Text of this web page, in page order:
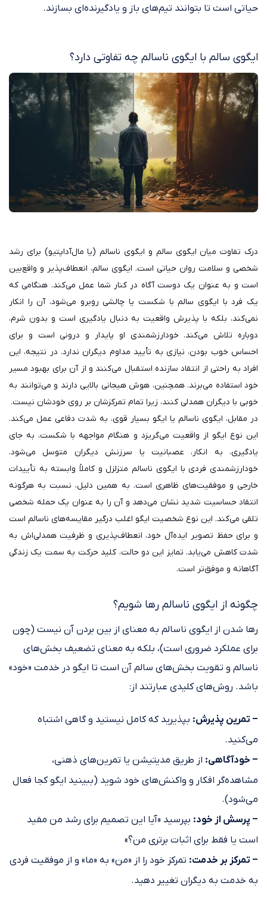
حیاتی است تا بتوانند تیم‌های باز و یادگیرنده‌ای بسازند.
ایگوی سالم با ایگوی ناسالم چه تفاوتی دارد؟
درک تفاوت میان ایگوی سالم و ایگوی ناسالم (یا مال‌آداپتیو) برای رشد
شخصی و سلامت روان حیاتی است. ایگوی سالم، انعطاف‌پذیر و واقع‌بین
است و به عنوان یک دوست آگاه در کنار شما عمل می‌کند. هنگامی که
یک فرد با ایگوی سالم با شکست یا چالشی روبرو می‌شود، آن را انکار
نمی‌کند، بلکه با پذیرش واقعیت به دنبال یادگیری است و بدون شرم،
دوباره تلاش می‌کند. خودارزشمندی او پایدار و درونی است و برای
احساس خوب بودن، نیازی به تأیید مداوم دیگران ندارد. در نتیجه، این
افراد به راحتی از انتقاد سازنده استقبال می‌کنند و از آن برای بهبود مسیر
خود استفاده می‌برند. همچنین، هوش هیجانی بالایی دارند و می‌توانند به
خوبی با دیگران همدلی کنند، زیرا تمام تمرکزشان بر روی خودشان نیست.
در مقابل، ایگوی ناسالم یا ایگو بسیار قوی، به شدت دفاعی عمل می‌کند.
این نوع ایگو از واقعیت می‌گریزد و هنگام مواجهه با شکست، به جای
یادگیری، به انکار، عصبانیت یا سرزنش دیگران متوسل می‌شود.
خودارزشمندی فردی با ایگوی ناسالم متزلزل و کاملاً وابسته به تأییدات
خارجی و موفقیت‌های ظاهری است. به همین دلیل، نسبت به هرگونه
انتقاد حساسیت شدید نشان می‌دهد و آن را به عنوان یک حمله شخصی
تلقی می‌کند. این نوع شخصیت ایگو اغلب درگیر مقایسه‌های ناسالم است
و برای حفظ تصویر ایده‌آل خود، انعطاف‌پذیری و ظرفیت همدلی‌اش به
شدت کاهش می‌یابد. تمایز این دو حالت، کلید حرکت به سمت یک زندگی
آگاهانه و موفق‌تر است.
چگونه از ایگوی ناسالم رها شویم؟
رها شدن از ایگوی ناسالم به معنای از بین بردن آن نیست (چون
برای عملکرد ضروری است)، بلکه به معنای تضعیف بخش‌های
ناسالم و تقویت بخش‌های سالم آن است تا ایگو در خدمت «خود»
باشد. روش‌های کلیدی عبارتند از:
– تمرین پذیرش: بپذیرید که کامل نیستید و گاهی اشتباه
می‌کنید.
– خودآگاهی: از طریق مدیتیشن یا تمرین‌های ذهنی،
مشاهده‌گر افکار و واکنش‌های خود شوید (ببینید ایگو کجا فعال
می‌شود).
– پرسش از خود: بپرسید «آیا این تصمیم برای رشد من مفید
است یا فقط برای اثبات برتری من؟»
– تمرکز بر خدمت: تمرکز خود را از «من» به «ما» و از موفقیت فردی
به خدمت به دیگران تغییر دهید.